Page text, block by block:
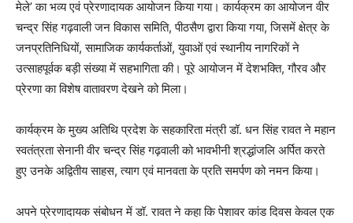
मेले’ का भव्य एवं प्रेरणादायक आयोजन किया गया। कार्यक्रम का आयोजन वीर
चन्द्र सिंह गढ़वाली जन विकास समिति, पीठसैण द्वारा किया गया, जिसमें क्षेत्र के
जनप्रतिनिधियों, सामाजिक कार्यकर्ताओं, युवाओं एवं स्थानीय नागरिकों ने
उत्साहपूर्वक बड़ी संख्या में सहभागिता की। पूरे आयोजन में देशभक्ति, गौरव और
प्रेरणा का विशेष वातावरण देखने को मिला।
कार्यक्रम के मुख्य अतिथि प्रदेश के सहकारिता मंत्री डॉ. धन सिंह रावत ने महान
स्वतंत्रता सेनानी वीर चन्द्र सिंह गढ़वाली को भावभीनी श्रद्धांजलि अर्पित करते
हुए उनके अद्वितीय साहस, त्याग एवं मानवता के प्रति समर्पण को नमन किया।
अपने प्रेरणादायक संबोधन में डॉ. रावत ने कहा कि पेशावर कांड दिवस केवल एक